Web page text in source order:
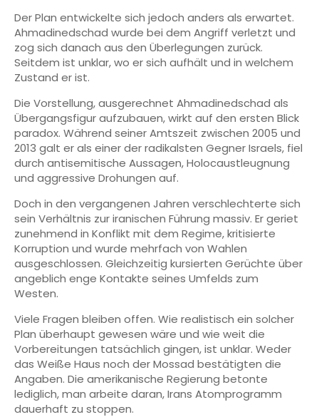
Der Plan entwickelte sich jedoch anders als erwartet.
Ahmadinedschad wurde bei dem Angriff verletzt und
zog sich danach aus den Überlegungen zurück.
Seitdem ist unklar, wo er sich aufhält und in welchem
Zustand er ist.
Die Vorstellung, ausgerechnet Ahmadinedschad als
Übergangsfigur aufzubauen, wirkt auf den ersten Blick
paradox. Während seiner Amtszeit zwischen 2005 und
2013 galt er als einer der radikalsten Gegner Israels, fiel
durch antisemitische Aussagen, Holocaustleugnung
und aggressive Drohungen auf.
Doch in den vergangenen Jahren verschlechterte sich
sein Verhältnis zur iranischen Führung massiv. Er geriet
zunehmend in Konflikt mit dem Regime, kritisierte
Korruption und wurde mehrfach von Wahlen
ausgeschlossen. Gleichzeitig kursierten Gerüchte über
angeblich enge Kontakte seines Umfelds zum
Westen.
Viele Fragen bleiben offen. Wie realistisch ein solcher
Plan überhaupt gewesen wäre und wie weit die
Vorbereitungen tatsächlich gingen, ist unklar. Weder
das Weiße Haus noch der Mossad bestätigten die
Angaben. Die amerikanische Regierung betonte
lediglich, man arbeite daran, Irans Atomprogramm
dauerhaft zu stoppen.